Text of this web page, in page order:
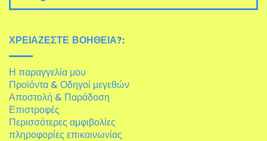
ΧΡΕΙΆΖΕΣΤΕ ΒΟΉΘΕΙΑ?:
Η παραγγελία μου
Προϊόντα & Οδηγοί μεγεθών
Αποστολή & Παράδοση
Επιστροφές
Περισσότερες αμφιβολίες
πληροφορίες επικοινωνίας